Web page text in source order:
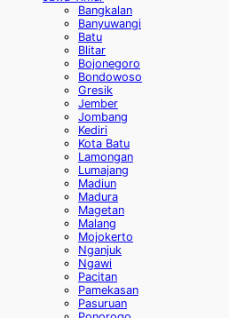
Bangkalan
Banyuwangi
Batu
Blitar
Bojonegoro
Bondowoso
Gresik
Jember
Jombang
Kediri
Kota Batu
Lamongan
Lumajang
Madiun
Madura
Magetan
Malang
Mojokerto
Nganjuk
Ngawi
Pacitan
Pamekasan
Pasuruan